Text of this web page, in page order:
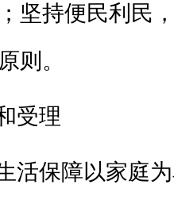
坚持便民利民
则。
受理
活保障以家庭